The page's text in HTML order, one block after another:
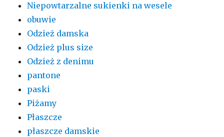
Niepowtarzalne sukienki na wesele
obuwie
Odzież damska
Odzież plus size
Odzież z denimu
pantone
paski
Piżamy
Płaszcze
płaszcze damskie